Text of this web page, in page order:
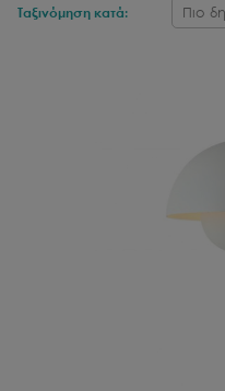
Ταξινόμηση κατά: Πιο